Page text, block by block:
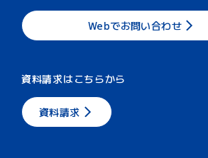
Webでお問い合わせ
資料請求はこちらから
資料請求